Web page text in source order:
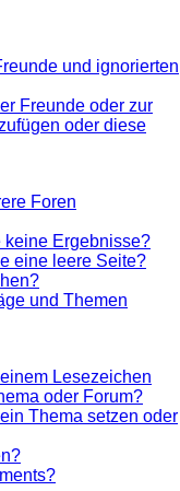
und ignorierten
Freunde oder zur
oder diese
Foren
keine Ergebnisse?
eine leere Seite?
und Themen
Lesezeichen
oder Forum?
Thema setzen oder